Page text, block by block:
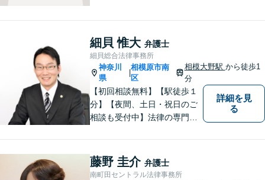
域に根ざした弁護士】法律ト
ラブルでお悩みの方は、お気
軽にご相談ください。
細貝 惟大 弁護士
細貝総合法律事務所
神奈川
県
相模原市南
区
相模大野駅 から徒歩1
分
【初回相談無料】【駅徒歩１
分】【夜間、土日・祝日のご
相談も受付中】法律の専門家
す。
詳細を見
る
藤野 圭介 弁護士
南町田セントラル法律事務所